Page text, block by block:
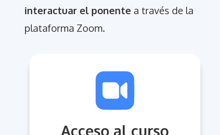
interactuar el ponente a través de la
plataforma Zoom.
Acceso al curso